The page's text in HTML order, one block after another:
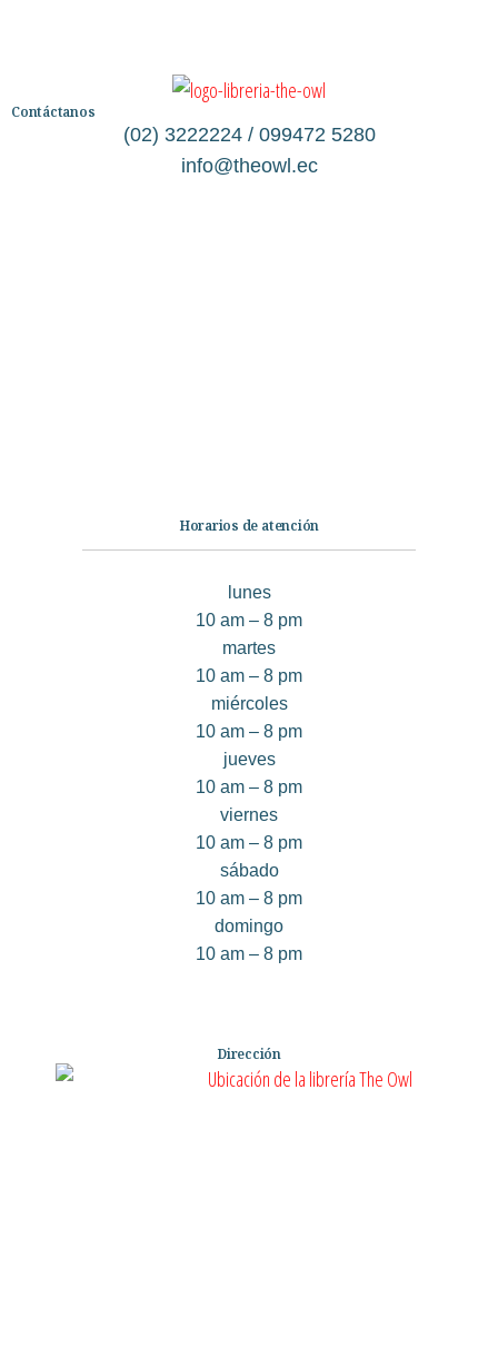
Contáctanos
(02) 3222224 / 099472 5280
info@theowl.ec
Horarios de atención
lunes
10 am – 8 pm
martes
10 am – 8 pm
miércoles
10 am – 8 pm
jueves
10 am – 8 pm
viernes
10 am – 8 pm
sábado
10 am – 8 pm
domingo
10 am – 8 pm
Dirección